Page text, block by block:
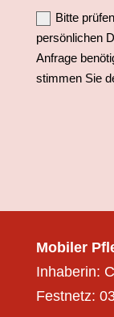
Bitte
persönlichen
Anfrage
stimmen Sie
Mobiler
Inhaberin:
Festnetz: